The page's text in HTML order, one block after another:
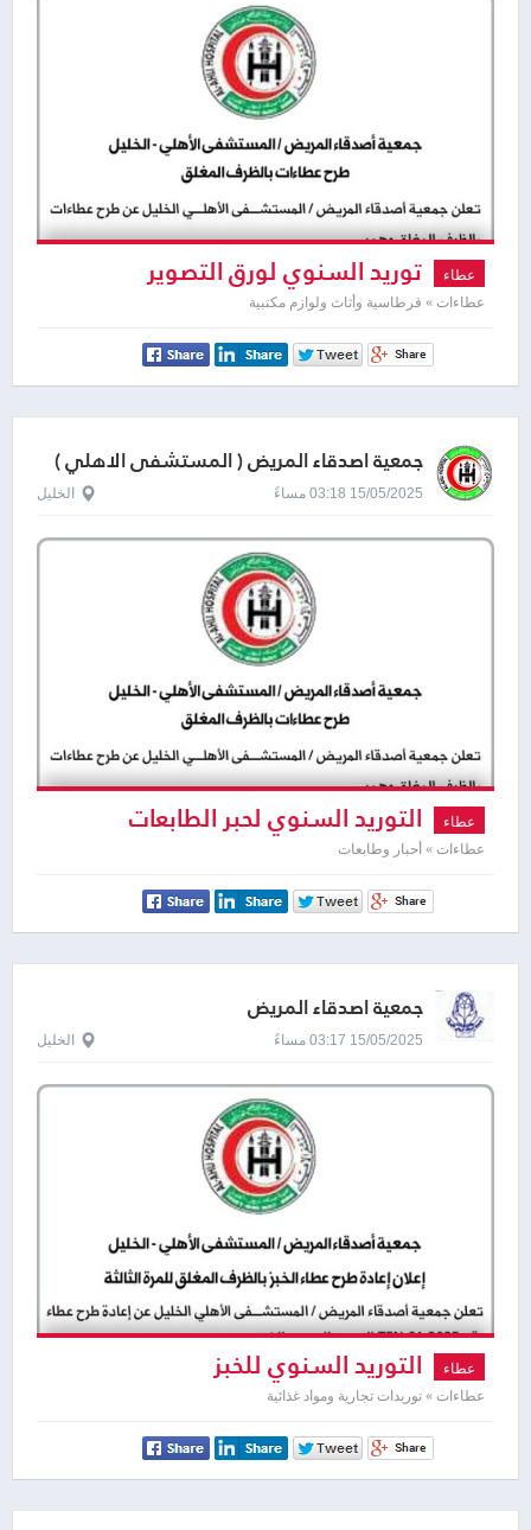
عطاء توريد السنوي لورق التصوير
والقرطاسية
عطاءات » قرطاسية وأثاث ولوازم مكتبية
جمعية اصدقاء المريض ( المستشفى الاهلي )
15/05/2025 03:18 مساءً الخليل
عطاء التوريد السنوي لحبر الطابعات
ودسكات الحاسوب
عطاءات » أحبار وطابعات
جمعية اصدقاء المريض
15/05/2025 03:17 مساءً الخليل
عطاء التوريد السنوي للخبز
عطاءات » توريدات تجارية ومواد غذائية